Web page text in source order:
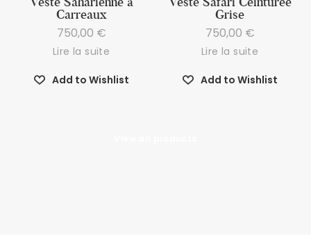
Carreaux
750,00 €
Lire la suite
Add to Wishlist
Grise
750,00 €
Lire la suite
Add to Wishlist